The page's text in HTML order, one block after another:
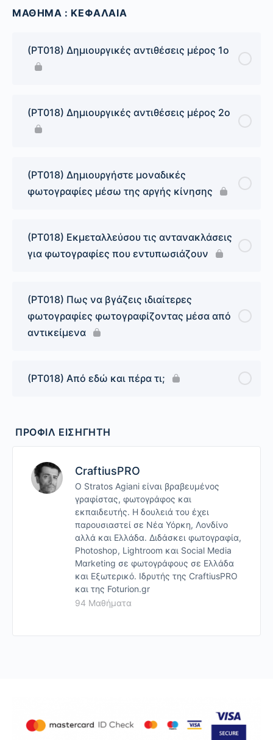
ΜΑΘΗΜΑ : ΚΕΦΑΛΑΙΑ
(PT018) Δημιουργικές αντιθέσεις μέρος 1ο
(PT018) Δημιουργικές αντιθέσεις μέρος 2ο
(PT018) Δημιουργήστε μοναδικές
φωτογραφίες μέσω της αργής κίνησης
(PT018) Εκμεταλλεύσου τις αντανακλάσεις
για φωτογραφίες που εντυπωσιάζουν
(PT018) Πως να βγάζεις ιδιαίτερες
φωτογραφίες φωτογραφίζοντας μέσα από
αντικείμενα
(PT018) Από εδώ και πέρα τι;
ΠΡΟΦΊΛ ΕΙΣΗΓΗΤΉ
CraftiusPRO
Ο Stratos Agiani είναι βραβευμένος
γραφίστας, φωτογράφος και
εκπαιδευτής. Η δουλειά του έχει
παρουσιαστεί σε Νέα Υόρκη, Λονδίνο
αλλά και Ελλάδα. Διδάσκει φωτογραφία,
Photoshop, Lightroom και Social Media
Mαrketing σε φωτογράφους σε Ελλάδα
και Εξωτερικό. Ιδρυτής της CraftiusPRO
και της Foturion.gr
94 Μαθήματα